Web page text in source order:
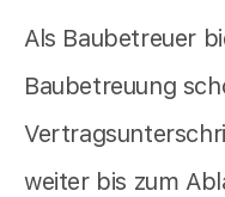
Als Baubetreuer
Baubetreuung
weiter bis zum